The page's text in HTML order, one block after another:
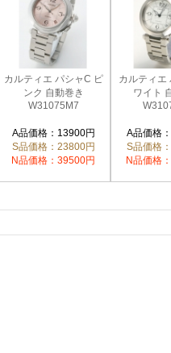
カルティエ パシャC ピ
ンク 自動巻き
W31075M7
A品価格：13900円
S品価格：23800円
N品価格：39500円
カルティエ
ワイト
A品価格
S品価格
N品価格